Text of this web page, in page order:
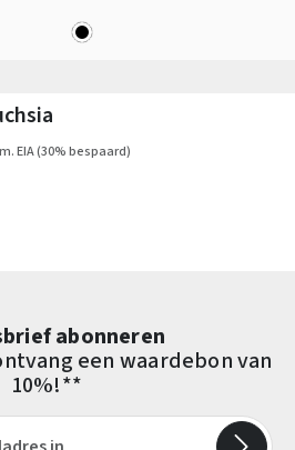
zwart
EIA(30% bespaard)
abonneren
een waardebon van
10%!**